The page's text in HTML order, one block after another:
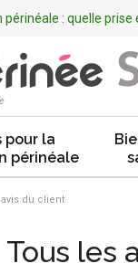
périnéale : quelle
pour la
périnéale
du client
Tous les